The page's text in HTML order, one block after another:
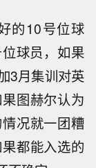
的10号位球
球员，如果
3月集训对英
图赫尔认为
况就一团糟
都能入选的